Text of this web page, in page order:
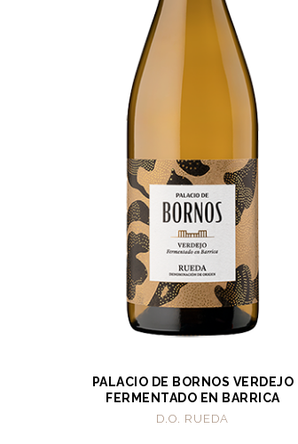
PALACIO DE BORNOS VERDEJO
FERMENTADO EN BARRICA
D.O. RUEDA